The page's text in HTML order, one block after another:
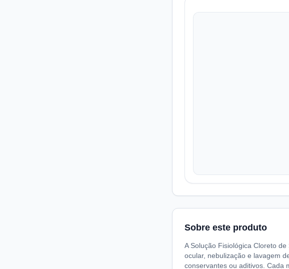
Sobre este produto
A Solução Fisiológica Cloreto
ocular, nebulização e lavagem
conservantes ou aditivos. Cada